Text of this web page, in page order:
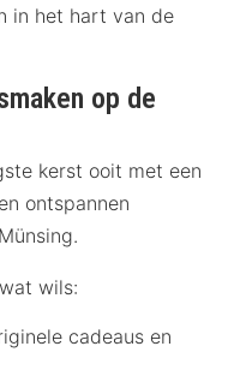
in het hart van de
op de
kerst ooit met een
ontspannen
wils:
cadeaus en